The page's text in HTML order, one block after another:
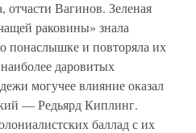
отчасти Вагинов. Зеленая
раковины» знала
понаслышке и повторяла их
даровитых
могучее влияние оказал
— Редьярд Киплинг.
баллад с их